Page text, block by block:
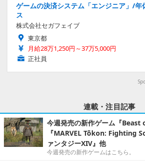
ゲームの決済システム「エンジニア」/年
ス
株式会社セガフェイブ
東京都
月給28万1,250円～37万5,000円
正社員
連載・注目記事
今週発売の新作ゲーム『Beast
『MARVEL Tōkon: Fighting
ァンタジーXIV』他
今週発売の新作ゲームはこちら。